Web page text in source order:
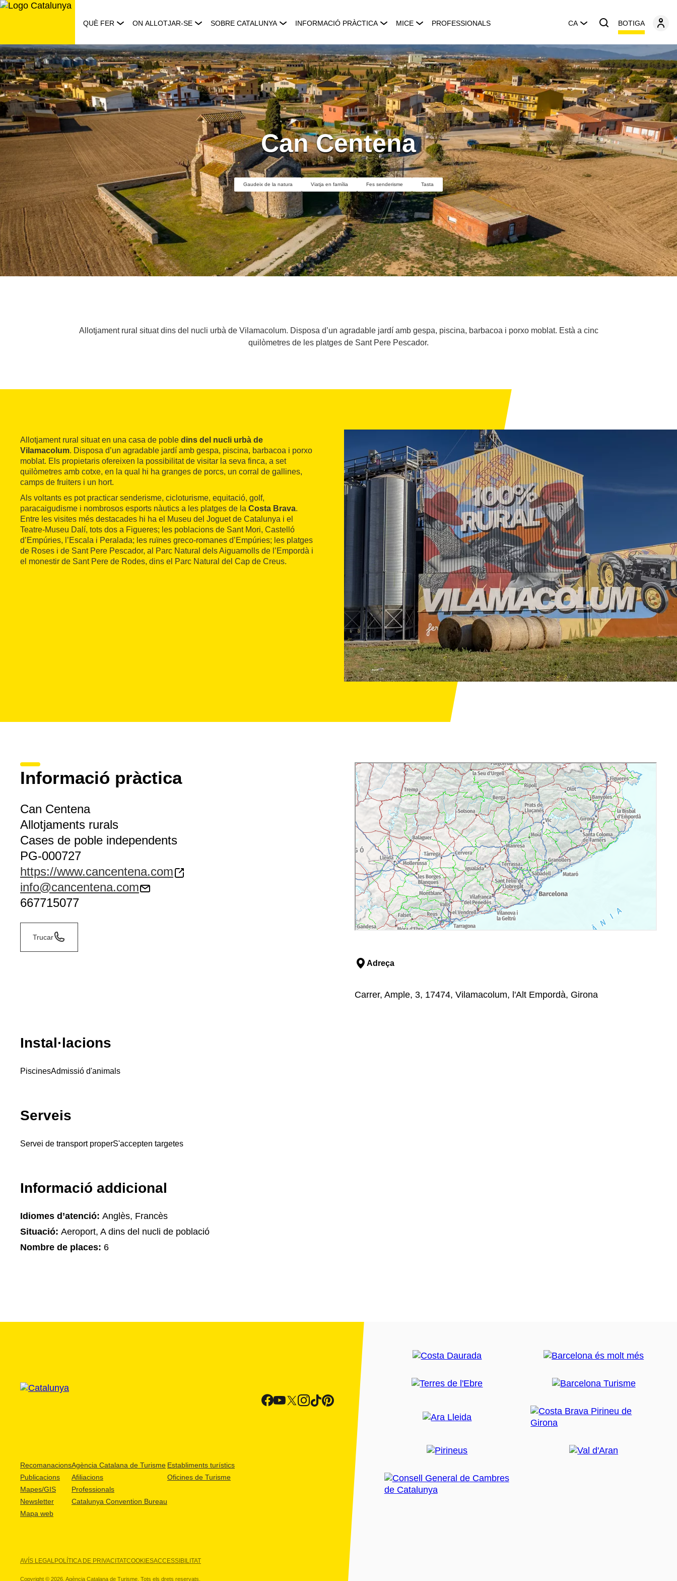
Saltar
QUÈ FER ON ALLOTJAR-SE SOBRE CATALUNYA INFORMACIÓ PRÀCTICA MICE PROFESSIONALS CA BOTIGA
Can Centena
Gaudeix de la natura Viatja en família Fes senderisme Tasta
Allotjament rural situat dins del nucli urbà de Vilamacolum. Disposa d’un agradable jardí amb gespa, piscina, barbacoa i porxo moblat. Està a cinc
quilòmetres de les platges de Sant Pere Pescador.
Allotjament rural situat en una casa de poble dins del nucli urbà de
Vilamacolum. Disposa d’un agradable jardí amb gespa, piscina, barbacoa i porxo
moblat. Els propietaris ofereixen la possibilitat de visitar la seva finca, a set
quilòmetres amb cotxe, en la qual hi ha granges de porcs, un corral de gallines,
camps de fruiters i un hort.
Als voltants es pot practicar senderisme, cicloturisme, equitació, golf,
paracaigudisme i nombrosos esports nàutics a les platges de la Costa Brava.
Entre les visites més destacades hi ha el Museu del Joguet de Catalunya i el
Teatre-Museu Dalí, tots dos a Figueres; les poblacions de Sant Mori, Castelló
d’Empúries, l’Escala i Peralada; les ruïnes greco-romanes d’Empúries; les platges
de Roses i de Sant Pere Pescador, al Parc Natural dels Aiguamolls de l’Empordà i
el monestir de Sant Pere de Rodes, dins el Parc Natural del Cap de Creus.
Informació pràctica
Can Centena
Allotjaments rurals
Cases de poble independents
PG-000727
https://www.cancentena.com
info@cancentena.com
667715077
Trucar
Adreça
Carrer, Ample, 3, 17474, Vilamacolum, l'Alt Empordà, Girona
Instal·lacions
PiscinesAdmissió d'animals
Serveis
Servei de transport properS'accepten targetes
Informació addicional
Idiomes d’atenció: Anglès, Francès
Situació: Aeroport, A dins del nucli de població
Nombre de places: 6
Recomanacions
Publicacions
Mapes/GIS
Newsletter
Mapa web
Agència Catalana de Turisme
Afiliacions
Professionals
Catalunya Convention Bureau
Establiments turístics
Oficines de Turisme
AVÍS LEGALPOLÍTICA DE PRIVACITATCOOKIESACCESSIBILITAT
Copyright © 2026. Agència Catalana de Turisme. Tots els drets reservats.